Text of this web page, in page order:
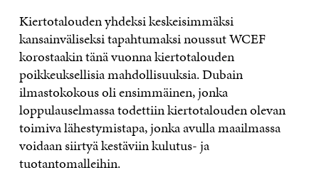
Kiertotalouden yhdeksi keskeisimmäksi
kansainväliseksi tapahtumaksi noussut WCEF
korostaakin tänä vuonna kiertotalouden
poikkeuksellisia mahdollisuuksia. Dubain
ilmastokokous oli ensimmäinen, jonka
loppulauselmassa todettiin kiertotalouden olevan
toimiva lähestymistapa, jonka avulla maailmassa
voidaan siirtyä kestäviin kulutus- ja
tuotantomalleihin.